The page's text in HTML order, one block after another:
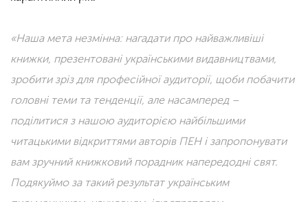
«Наша мета незмінна: нагадати про найважливіші
книжки, презентовані українськими видавництвами,
зробити зріз для професійної аудиторії, щоби побачити
головні теми та тенденції, але насамперед –
поділитися з нашою аудиторією найбільшими
читацькими відкриттями авторів ПЕН і запропонувати
вам зручний книжковий порадник напередодні свят.
Подякуймо за такий результат українським